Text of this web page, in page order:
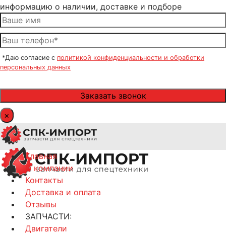
информацию о наличии, доставке и подборе
*Даю согласие с политикой конфиденциальности и обработки
персональных данных
×
Главная
О компании
Контакты
Доставка и оплата
Отзывы
ЗАПЧАСТИ:
Двигатели